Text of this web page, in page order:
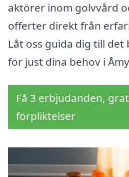
aktörer inom golvvård
offerter direkt från
Låt oss guida dig till
för just dina behov i
Få 3 erbjudanden,
förpliktelser